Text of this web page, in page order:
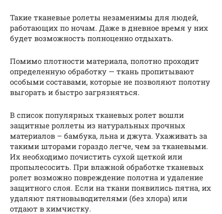
Такие тканевые ролеты незаменимы для людей,
работающих по ночам. Даже в дневное время у них
будет возможность полноценно отдыхать.
Помимо плотности материала, полотно проходит
определенную обработку — ткань пропитывают
особыми составами, которые не позволяют полотну
выгорать и быстро загрязняться.
В список популярных тканевых ролет вошли
защитные роллеты из натуральных прочных
материалов – бамбука, льна и джута. Ухаживать за
такими шторами гораздо легче, чем за тканевыми.
Их необходимо почистить сухой щеткой или
пропылесосить. При влажной обработке тканевых
ролет возможно повреждение полотна и удаление
защитного слоя. Если на ткани появились пятна, их
удаляют пятновыводителями (без хлора) или
отдают в химчистку.